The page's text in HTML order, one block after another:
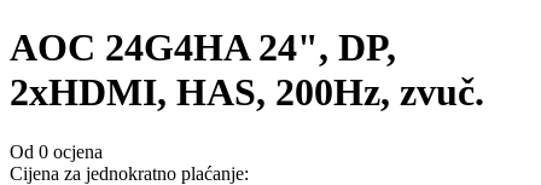
AOC 24G4HA 24", DP,
2xHDMI, HAS, 200Hz, zvuč.
Od 0 ocjena
Cijena za jednokratno plaćanje: